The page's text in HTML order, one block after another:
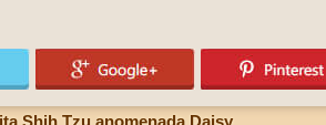
Shih Tzu anomenada Daisy